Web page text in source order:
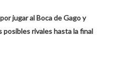
jugar al Boca de Gago y
posibles rivales hasta la final